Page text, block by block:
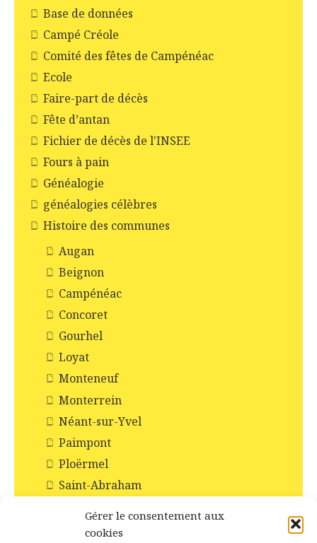
Gérer le consentement aux
cookies
Base de données
Campé Créole
Comité des fêtes de Campénéac
Ecole
Faire-part de décès
Fête d’antan
Fichier de décès de l'INSEE
Fours à pain
Généalogie
généalogies célèbres
Histoire des communes
Augan
Beignon
Campénéac
Concoret
Gourhel
Loyat
Monteneuf
Monterrein
Néant-sur-Yvel
Paimpont
Ploërmel
Saint-Abraham
Taupont